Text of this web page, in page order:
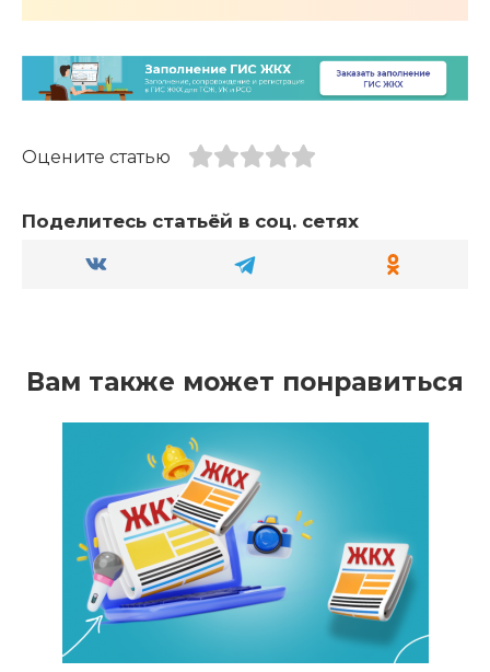
Оцените статью
Поделитесь статьёй в соц. сетях
Вам также может понравиться